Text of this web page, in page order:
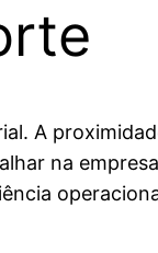
A
na